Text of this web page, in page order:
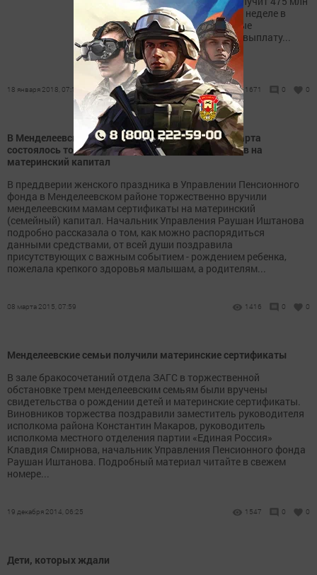
рублей. Уже на следующей неделе в
республику поступят первые
федеральные средства на выплату...
18 января 2018, 07:14 1671 0 0
В Менделеевском Пенсионном фонде в канун 8 марта
состоялось торжественное вручение сертификатов на
материнский капитал
В преддверии женского праздника в Управлении Пенсионного
фонда в Менделеевском районе торжественно вручили
менделеевским мамам сертификаты на материнский
(семейный) капитал. Начальник Управления Раушан Иштанова
подробно рассказала о том, как можно распорядиться
данными средствами, от всей души поздравила
присутствующих с важным событием - рождением ребенка,
пожелала крепкого здоровья малышам, а родителям...
08 марта 2015, 07:59 1416 0 0
Менделеевские семьи получили материнские сертификаты
В зале бракосочетаний отдела ЗАГС в торжественной
обстановке трем менделеевским семьям были вручены
свидетельства о рождении детей и материнские сертификаты.
Виновников торжества поздравили заместитель руководителя
исполкома района Константин Макаров, руководитель
исполкома местного отделения партии «Единая Россия»
Клавдия Смирнова, начальник Управления Пенсионного фонда
Раушан Иштанова. Подробный материал читайте в свежем
номере...
19 декабря 2014, 06:25 1547 0 0
Дети, которых ждали